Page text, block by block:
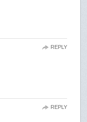
REPLY
REPLY